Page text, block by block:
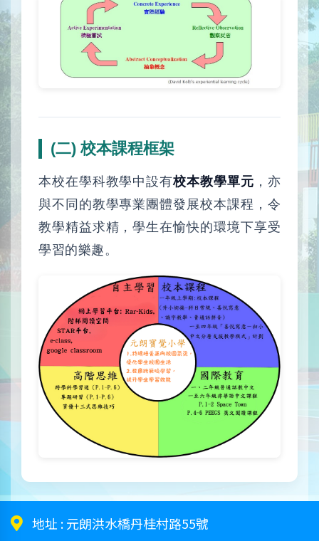
(二) 校本課程框架
本校在學科教學中設有校本教學單元 ，亦
與不同的教學專業團體發展校本課程，令
教學精益求精，學生在愉快的環境下享受
學習的樂趣。
地址 :元朗洪水橋丹桂村路55號